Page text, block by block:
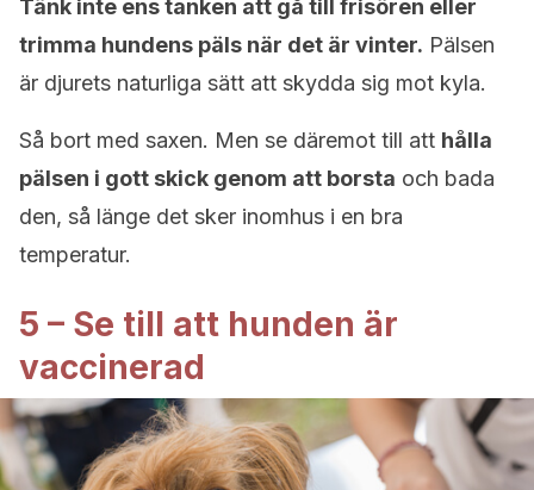
Tänk inte ens tanken att gå till frisören eller
trimma hundens päls när det är vinter. Pälsen
är djurets naturliga sätt att skydda sig mot kyla.
Så bort med saxen. Men se däremot till att hålla
pälsen i gott skick genom att borsta och bada
den, så länge det sker inomhus i en bra
temperatur.
5 – Se till att hunden är
vaccinerad